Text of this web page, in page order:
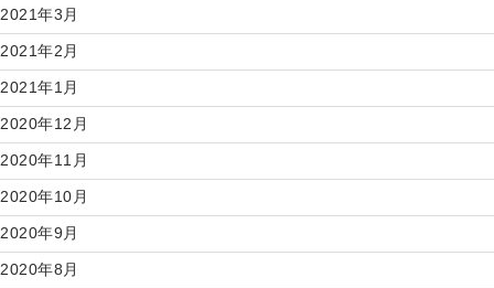
2021年3月
2021年2月
2021年1月
2020年12月
2020年11月
2020年10月
2020年9月
2020年8月